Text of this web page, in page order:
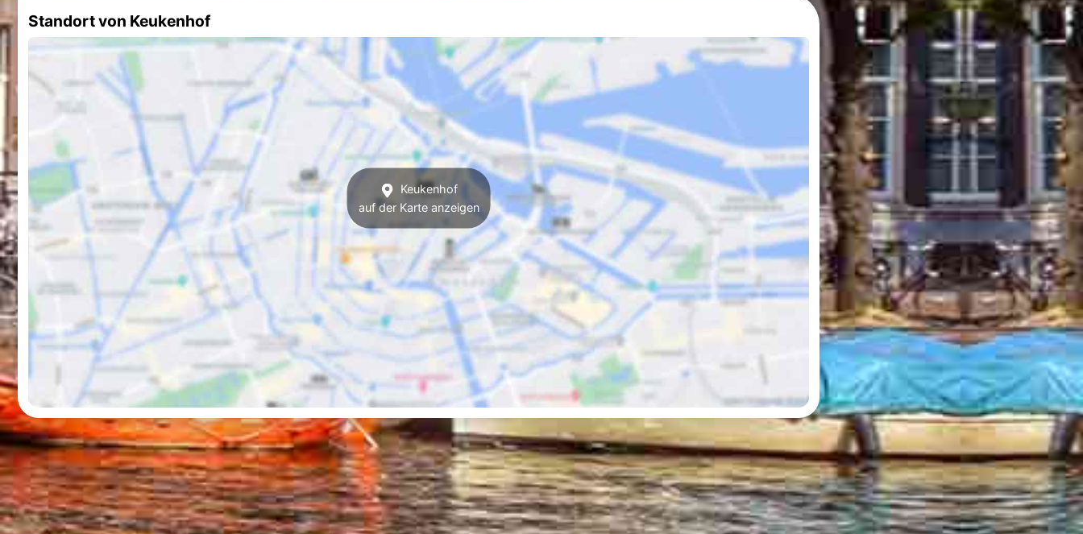
Standort von Keukenhof
Keukenhof
auf der Karte anzeigen